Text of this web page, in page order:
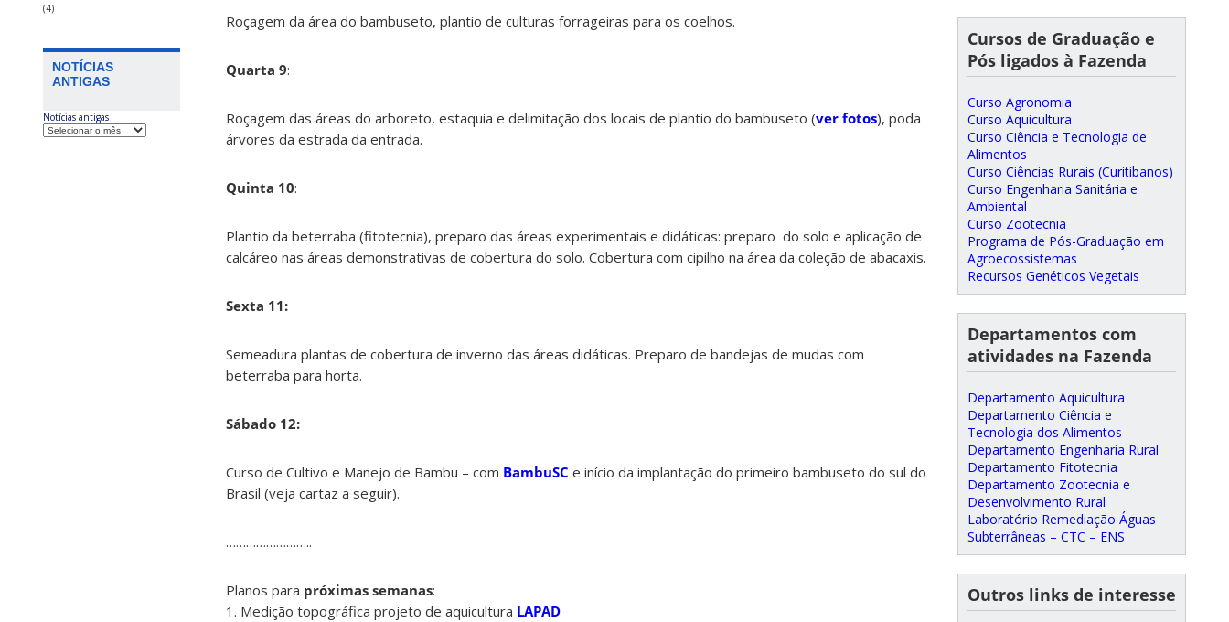
(4)
NOTÍCIAS
ANTIGAS
Notícias antigas
Roçagem da área do bambuseto, plantio de culturas forrageiras para os coelhos.
Quarta 9:
Roçagem das áreas do arboreto, estaquia e delimitação dos locais de plantio do bambuseto (ver fotos), poda
árvores da estrada da entrada.
Quinta 10:
Plantio da beterraba (fitotecnia), preparo das áreas experimentais e didáticas: preparo do solo e aplicação de
calcáreo nas áreas demonstrativas de cobertura do solo. Cobertura com cipilho na área da coleção de abacaxis.
Sexta 11:
Semeadura plantas de cobertura de inverno das áreas didáticas. Preparo de bandejas de mudas com
beterraba para horta.
Sábado 12:
Curso de Cultivo e Manejo de Bambu – com BambuSC e início da implantação do primeiro bambuseto do sul do
Brasil (veja cartaz a seguir).
……………………..
Planos para próximas semanas:
1. Medição topográfica projeto de aquicultura LAPAD
Cursos de Graduação e
Pós ligados à Fazenda
Curso Agronomia
Curso Aquicultura
Curso Ciência e Tecnologia de
Alimentos
Curso Ciências Rurais (Curitibanos)
Curso Engenharia Sanitária e
Ambiental
Curso Zootecnia
Programa de Pós-Graduação em
Agroecossistemas
Recursos Genéticos Vegetais
Departamentos com
atividades na Fazenda
Departamento Aquicultura
Departamento Ciência e
Tecnologia dos Alimentos
Departamento Engenharia Rural
Departamento Fitotecnia
Departamento Zootecnia e
Desenvolvimento Rural
Laboratório Remediação Águas
Subterrâneas – CTC – ENS
Outros links de interesse